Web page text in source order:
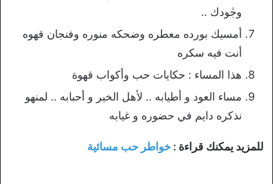
وجٰودك ..
أمسيك بورده معطره وضحكه منوره وفنجان قهوه
أنت فيه سكره
هذا المساء : حكايات حب وأكواب قهوة
مساء العود و أطيابه .. لأهل الخير و أحبابه .. لمنهو
نذكره دايم في حضوره و غيابه
للمزيد يمكنك قراءة : خواطر حب مسائية